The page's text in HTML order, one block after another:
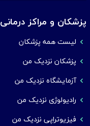
پزشکان و مراکز درمانی
لیست همه پزشکان
پزشکان نزدیک من
آزمایشگاه نزدیک من
رادیولوژی نزدیک من
فیزیوتراپی نزدیک من